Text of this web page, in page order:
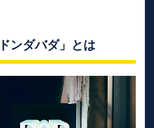
ンダバダ」とは